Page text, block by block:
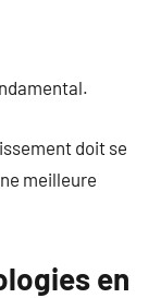
doit se
meilleure
en